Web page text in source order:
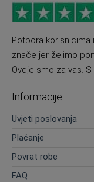
Potpora korisnicima
znače jer želimo
Ovdje smo za vas.
Informacije
Uvjeti poslovanja
Plaćanje
Povrat robe
FAQ